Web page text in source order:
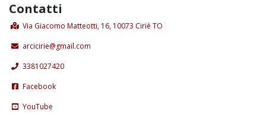
Contatti
Via Giacomo Matteotti, 16, 10073 Ciriè TO
arcicirie@gmail.com
3381027420
Facebook
YouTube